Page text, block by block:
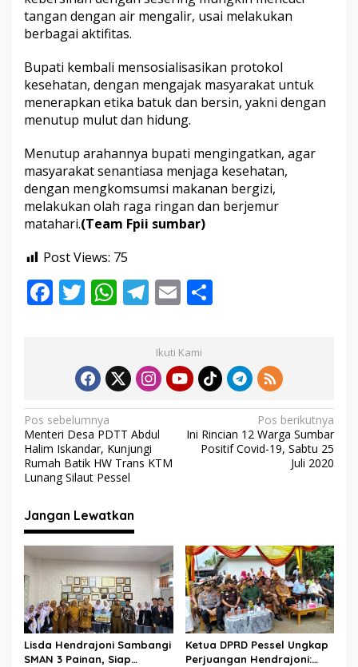
a
n
tangan dengan air mengalir, usai melakukan
berbagai aktifitas.
Bupati kembali mensosialisasikan protokol
kesehatan, dengan mengajak masyarakat untuk
menerapkan etika batuk dan bersin, yakni dengan
menutup mulut dan hidung.
Menutup arahannya bupati mengingatkan, agar
masyarakat senantiasa menjaga kesehatan,
dengan mengkomsumsi makanan bergizi,
melakukan olah raga ringan dan berjemur
matahari.(Team Fpii sumbar)
Post Views: 75
F
o
k
T
er
W
s
A
p
p
T
e
gr
a
m
E
ai
l e
Ikuti Kami
N
a
v
i
g
a
s
i
p
o
s
Pos sebelumnya
Menteri Desa PDTT Abdul
Halim Iskandar, Kunjungi
Rumah Batik HW Trans KTM
Lunang Silaut Pessel
Pos berikutnya
Ini Rincian 12 Warga Sumbar
Positif Covid-19, Sabtu 25
Juli 2020
Jangan Lewatkan
Lisda Hendrajoni Sambangi
SMAN 3 Painan, Siap
Ketua DPRD Pessel Ungkap
Perjuangan Hendrajoni: